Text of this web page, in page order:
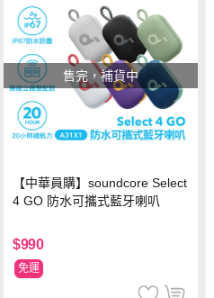
售完，補貨中
【中華員購】soundcore Select
4 GO 防水可攜式藍牙喇叭
$990
免運